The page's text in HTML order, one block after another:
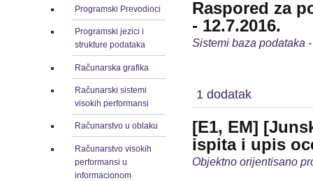
Programski Prevodioci
Programski jezici i
strukture podataka
Računarska grafika
Računarski sistemi
visokih performansi
Računarstvo u oblaku
Računarstvo visokih
performansi u
informacionom
Raspored za
- 12.7.2016.
Sistemi baza podataka
1 dodatak
[E1, EM]
ispita i upis
Objektno orijentisano